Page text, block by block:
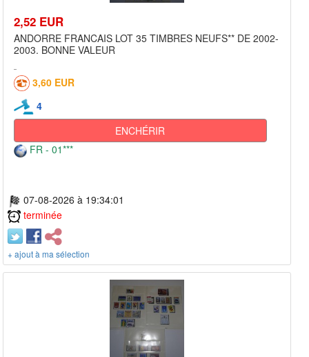
2,52 EUR
ANDORRE FRANCAIS LOT 35 TIMBRES NEUFS** DE 2002-
2003. BONNE VALEUR
3,60 EUR
4
ENCHÉRIR
FR - 01***
07-08-2026 à 19:34:01
terminée
+ ajout à ma sélection